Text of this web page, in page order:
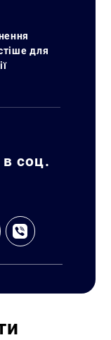
для
в соц.